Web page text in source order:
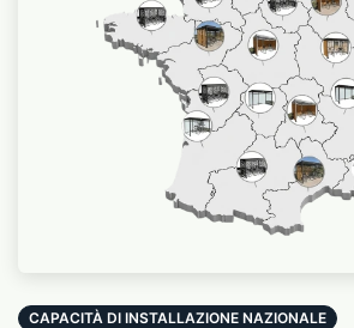
CAPACITÀ DI INSTALLAZIONE NAZIONALE